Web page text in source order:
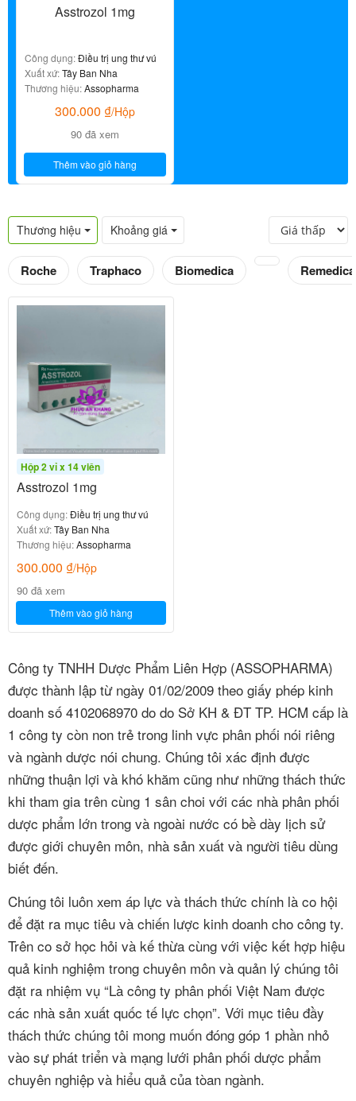
Asstrozol 1mg
Công dụng:Điều trị ung thư vú
Xuất xứ:Tây Ban Nha
Thương hiệu:Assopharma
300.000 ₫/Hộp
90 đã xem
Thêm vào giỏ hàng
Thương hiệu Khoảng giá
Roche Traphaco Biomedica Remedica
Hộp 2 vỉ x 14 viên
Asstrozol 1mg
Công dụng:Điều trị ung thư vú
Xuất xứ:Tây Ban Nha
Thương hiệu:Assopharma
300.000 ₫/Hộp
90 đã xem
Thêm vào giỏ hàng
Công ty TNHH Dược Phẩm Liên Hợp (ASSOPHARMA)
được thành lập từ ngày 01/02/2009 theo giấy phép kinh
doanh số 4102068970 do do Sở KH & ÐT TP. HCM cấp là
1 công ty còn non trẻ trong linh vực phân phối nói riêng
và ngành dược nói chung. Chúng tôi xác định được
những thuận lợi và khó khăm cũng như những thách thức
khi tham gia trên cùng 1 sân choi với các nhà phân phối
dược phẩm lớn trong và ngoài nước có bề dày lịch sử
được giới chuyên môn, nhà sản xuất và người tiêu dùng
biết đến.
Chúng tôi luôn xem áp lực và thách thức chính là co hội
để đặt ra mục tiêu và chiến lược kinh doanh cho công ty.
Trên co sở học hỏi và kế thừa cùng với việc kết hợp hiệu
quả kinh nghiệm trong chuyên môn và quản lý chúng tôi
đặt ra nhiệm vụ “Là công ty phân phối Việt Nam được
các nhà sản xuất quốc tế lực chọn”. Với mục tiêu đầy
thách thức chúng tôi mong muốn đóng góp 1 phần nhỏ
vào sự phát triển và mạng lưới phân phối dược phẩm
chuyên nghiệp và hiểu quả của tòan ngành.